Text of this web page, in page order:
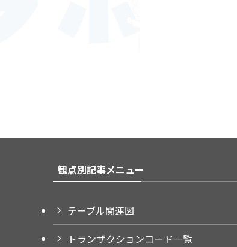
観点別記事メニュー
テーブル関連図
トランザクションコード一覧